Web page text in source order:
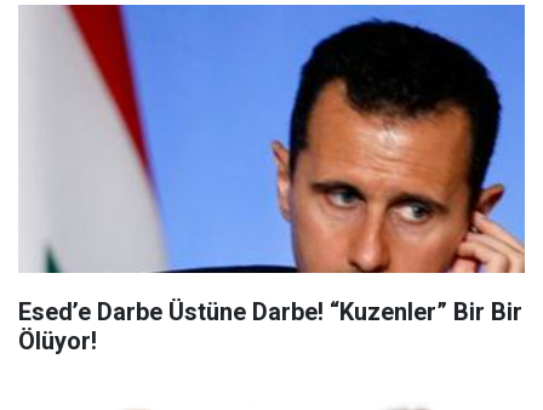
Esed’e Darbe Üstüne Darbe! “Kuzenler” Bir Bir
Ölüyor!